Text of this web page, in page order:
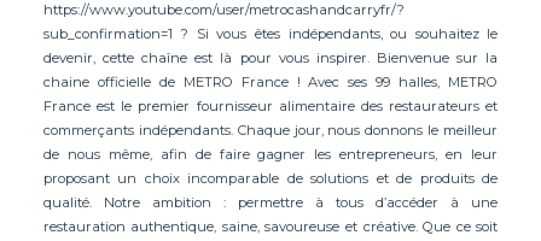
https://www.youtube.com/user/metrocashandcarryfr/?
sub_confirmation=1 ? Si vous êtes indépendants, ou souhaitez le
devenir, cette chaîne est là pour vous inspirer. Bienvenue sur la
chaine officielle de METRO France ! Avec ses 99 halles, METRO
France est le premier fournisseur alimentaire des restaurateurs et
commerçants indépendants. Chaque jour, nous donnons le meilleur
de nous même, afin de faire gagner les entrepreneurs, en leur
proposant un choix incomparable de solutions et de produits de
qualité. Notre ambition : permettre à tous d’accéder à une
restauration authentique, saine, savoureuse et créative. Que ce soit